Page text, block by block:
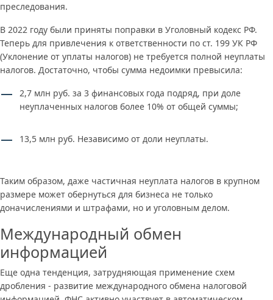
преследования.
В 2022 году были приняты поправки в Уголовный кодекс РФ.
Теперь для привлечения к ответственности по ст. 199 УК РФ
(Уклонение от уплаты налогов) не требуется полной неуплаты
налогов. Достаточно, чтобы сумма недоимки превысила:
2,7 млн руб. за 3 финансовых года подряд, при доле
неуплаченных налогов более 10% от общей суммы;
13,5 млн руб. Независимо от доли неуплаты.
Таким образом, даже частичная неуплата налогов в крупном
размере может обернуться для бизнеса не только
доначислениями и штрафами, но и уголовным делом.
Международный обмен
информацией
Еще одна тенденция, затрудняющая применение схем
дробления - развитие международного обмена налоговой